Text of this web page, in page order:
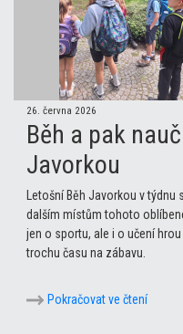
26. června 2026
Běh a pak
Javorkou
Letošní Běh Javorkou v
dalším místům tohoto
jen o sportu, ale i o učení
trochu času na zábavu.
Pokračovat ve čtení